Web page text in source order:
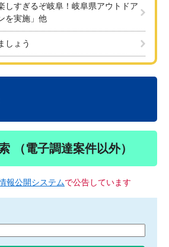
しすぎるぞ岐阜！岐阜県アウトドア
を実施」他
しょう
（電子調達案件以外）
報公開システムで公告しています